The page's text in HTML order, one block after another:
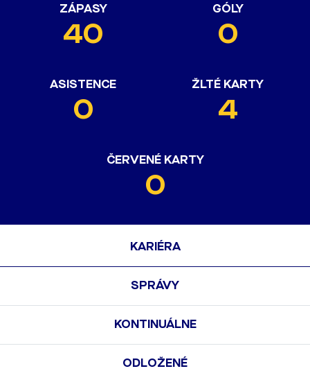
ZÁPASY
40
GÓLY
0
ASISTENCE
0
ŽLTÉ KARTY
4
ČERVENÉ KARTY
0
KARIÉRA
SPRÁVY
KONTINUÁLNE
ODLOŽENÉ